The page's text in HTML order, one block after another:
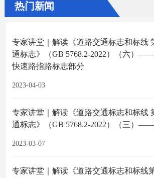
热门新闻
专家讲堂｜解读《道路交通标志和标线
通标志》（GB 5768.2-2022）（六）
快速路指路标志部分
2023-04-03
专家讲堂｜解读《道路交通标志和标线
通标志》（GB 5768.2-2022）（三）
2023-03-07
专家讲堂｜解读《道路交通标志和标线